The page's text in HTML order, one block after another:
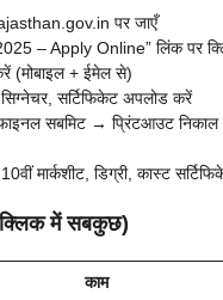
पर जाएँ
– Apply Online” लिंक पर
(मोबाइल + ईमेल से)
सर्टिफिकेट अपलोड करें
सबमिट → प्रिंटआउट
10वीं मार्कशीट, डिग्री, कास्ट
क्लिक में सबकुछ)
काम